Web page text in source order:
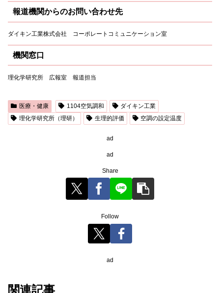
報道機関からのお問い合わせ先
ダイキン工業株式会社 コーポレートコミュニケーション室
機関窓口
理化学研究所 広報室 報道担当
医療・健康 1104空気調和
ダイキン工業
理化学研究所（理研）
生理的評価 空調の設定温度
ad
ad
Share
Follow
ad
関連記事